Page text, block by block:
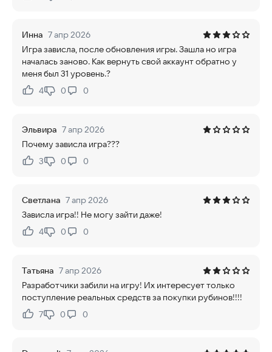
Инна 7 апр 2026
Игра зависла, после обновления игры. Зашла но игра
началась заново. Как вернуть свой аккаунт обратно у
меня был 31 уровень.?
Нравится:
4Не нравится:
0 0
Эльвира 7 апр 2026
Почему зависла игра???
Нравится:
3Не нравится:
0 0
Светлана 7 апр 2026
Зависла игра!! Не могу зайти даже!
Нравится:
4Не нравится:
0 0
Татьяна 7 апр 2026
Разработчики забили на игру! Их интересует только
поступление реальных средств за покупки рубинов!!!!
Нравится:
7Не нравится:
0 0